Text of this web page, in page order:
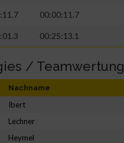
00:00:11.7
00:25:13.1
/ Teamwertung
Nachname
Ibert
Lechner
Heymel